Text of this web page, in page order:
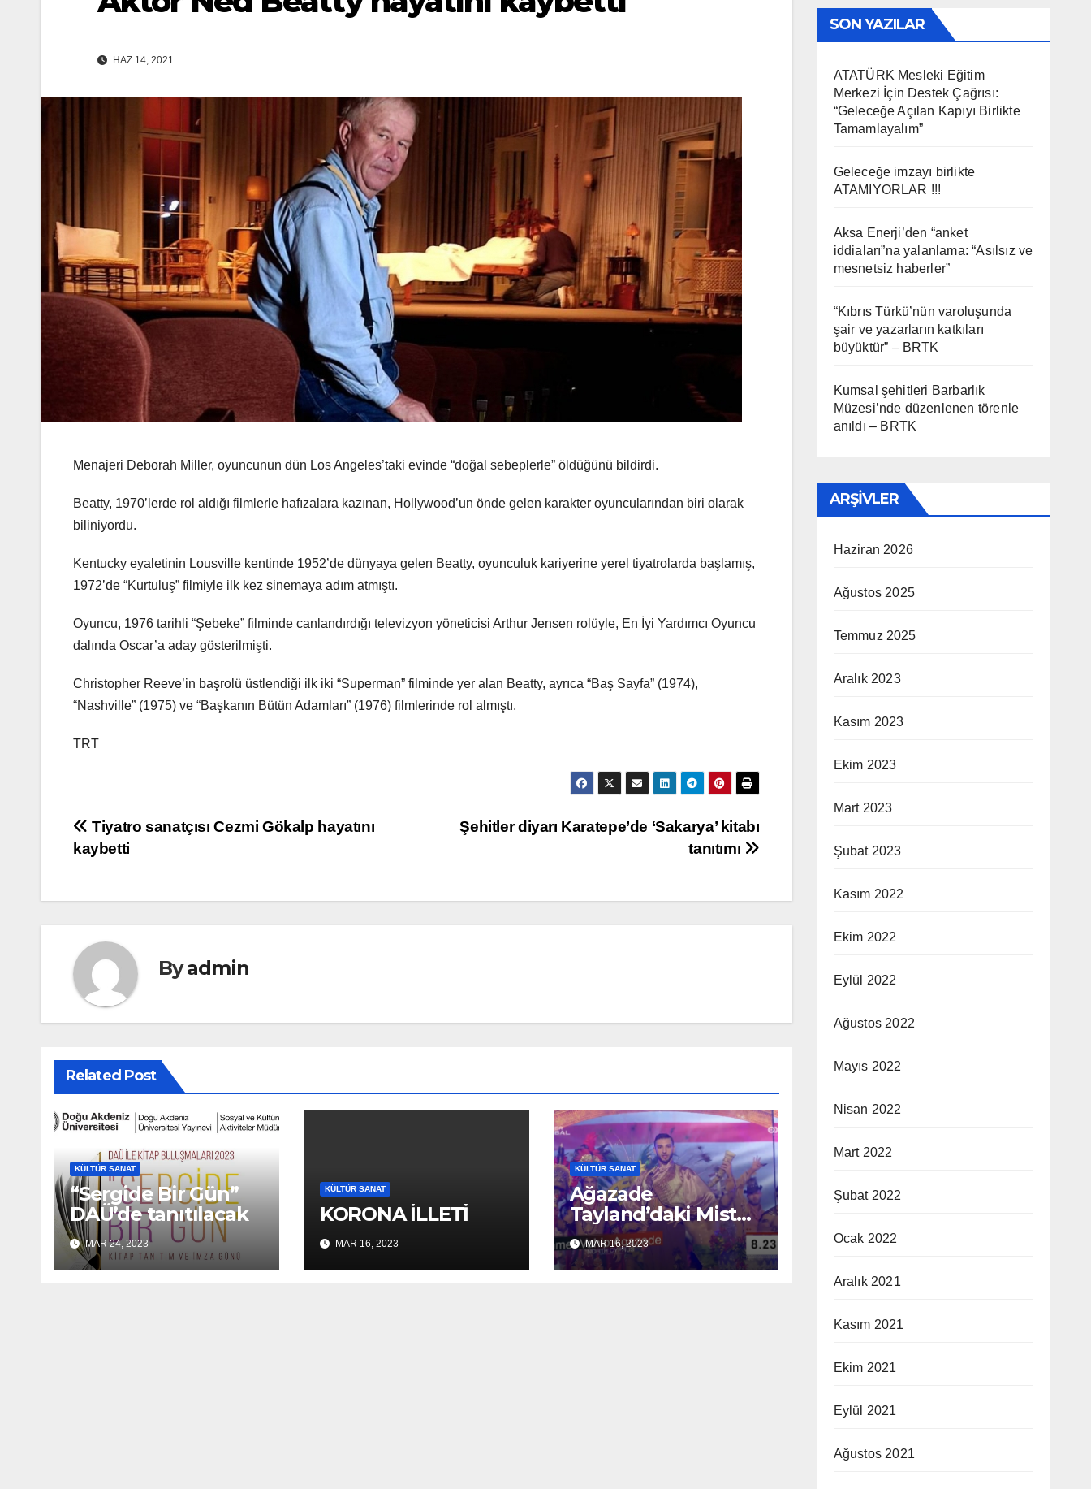
HAZ 14, 2021
Menajeri Deborah Miller, oyuncunun dün Los Angeles’taki evinde “doğal sebeplerle” öldüğünü bildirdi.
Beatty, 1970’lerde rol aldığı filmlerle hafızalara kazınan, Hollywood’un önde gelen karakter oyuncularından biri olarak
biliniyordu.
Kentucky eyaletinin Lousville kentinde 1952’de dünyaya gelen Beatty, oyunculuk kariyerine yerel tiyatrolarda başlamış,
1972’de “Kurtuluş” filmiyle ilk kez sinemaya adım atmıştı.
Oyuncu, 1976 tarihli “Şebeke” filminde canlandırdığı televizyon yöneticisi Arthur Jensen rolüyle, En İyi Yardımcı Oyuncu
dalında Oscar’a aday gösterilmişti.
Christopher Reeve’in başrolü üstlendiği ilk iki “Superman” filminde yer alan Beatty, ayrıca “Baş Sayfa” (1974),
“Nashville” (1975) ve “Başkanın Bütün Adamları” (1976) filmlerinde rol almıştı.
TRT
Yazı
gezinmesi
Şehitler diyarı Karatepe’de ‘Sakarya’ kitabı
tanıtımı
Tiyatro sanatçısı Cezmi Gökalp hayatını
kaybetti
Byadmin
Related Post
KÜLTÜR SANAT
“Sergide Bir Gün”
DAÜ’de tanıtılacak
MAR 24, 2023
KÜLTÜR SANAT
KORONA İLLETİ
MAR 16, 2023
KÜLTÜR SANAT
Ağazade
Tayland’daki Mister
Global Dünya
Yarışması’nda iki
dalda ödüle layık
MAR 16, 2023
SON YAZILAR
ATATÜRK Mesleki Eğitim
Merkezi İçin Destek Çağrısı:
“Geleceğe Açılan Kapıyı Birlikte
Tamamlayalım”
Geleceğe imzayı birlikte
ATAMIYORLAR !!!
Aksa Enerji’den “anket
iddiaları”na yalanlama: “Asılsız ve
mesnetsiz haberler”
“Kıbrıs Türkü’nün varoluşunda
şair ve yazarların katkıları
büyüktür” – BRTK
Kumsal şehitleri Barbarlık
Müzesi’nde düzenlenen törenle
anıldı – BRTK
ARŞIVLER
Haziran 2026
Ağustos 2025
Temmuz 2025
Aralık 2023
Kasım 2023
Ekim 2023
Mart 2023
Şubat 2023
Kasım 2022
Ekim 2022
Eylül 2022
Ağustos 2022
Mayıs 2022
Nisan 2022
Mart 2022
Şubat 2022
Ocak 2022
Aralık 2021
Kasım 2021
Ekim 2021
Eylül 2021
Ağustos 2021